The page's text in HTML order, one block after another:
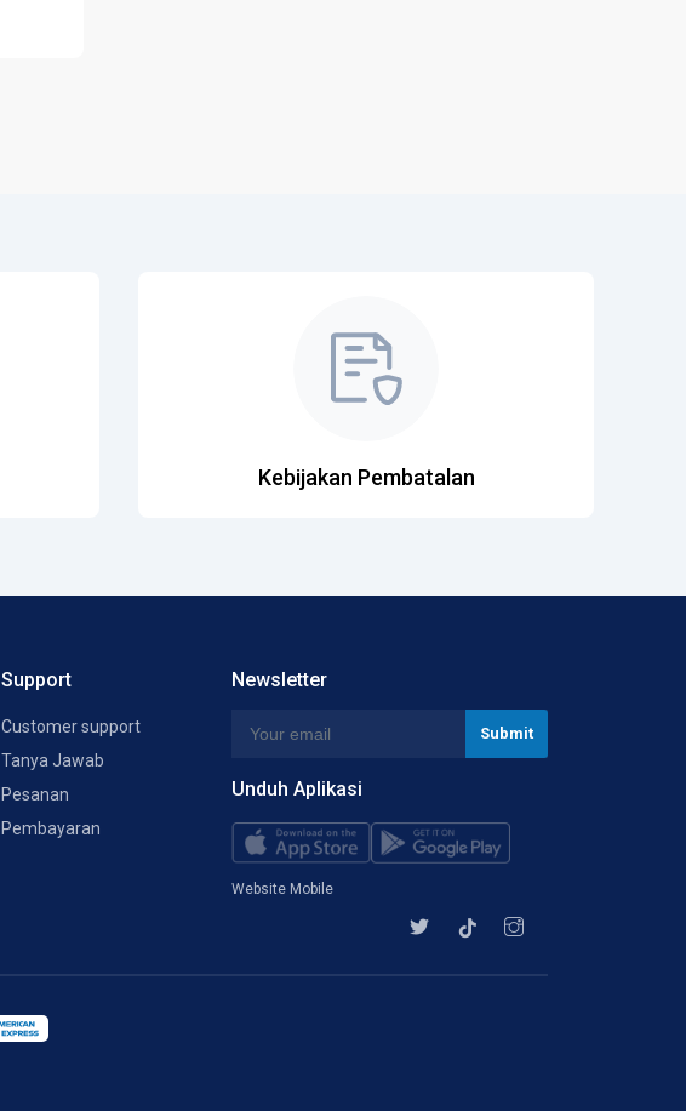
Kebijakan Pembatalan
Support
Customer support
Tanya Jawab
Pesanan
Pembayaran
Newsletter
Unduh Aplikasi
Website Mobile